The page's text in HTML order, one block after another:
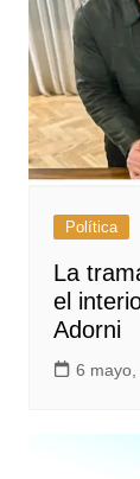
Política
La
el
Adorni
6 mayo,